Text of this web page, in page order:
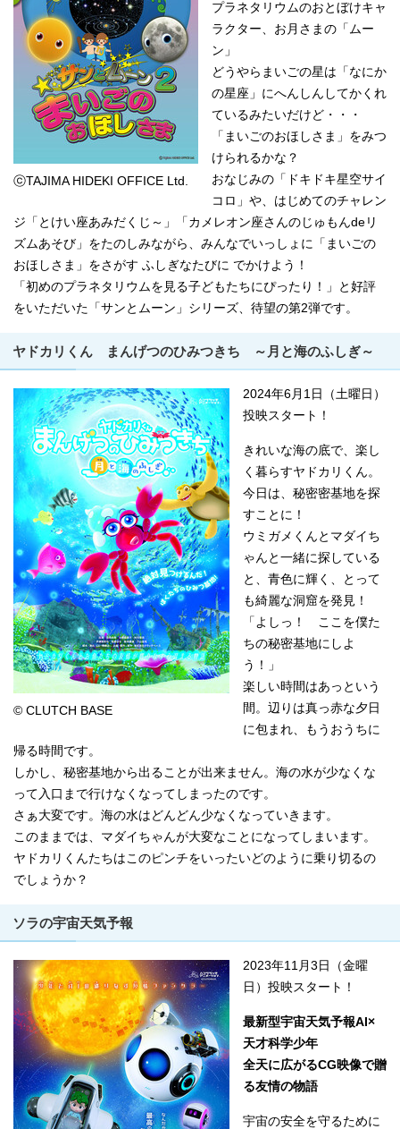
ⓒTAJIMA HIDEKI OFFICE Ltd.
プラネタリウムのおとぼけキャ
ラクター、お月さまの「ムー
ン」
どうやらまいごの星は「なにか
の星座」にへんしんしてかくれ
ているみたいだけど・・・
「まいごのおほしさま」をみつ
けられるかな？
おなじみの「ドキドキ星空サイ
コロ」や、はじめてのチャレン
ジ「とけい座あみだくじ～」「カメレオン座さんのじゅもんdeリ
ズムあそび」をたのしみながら、みんなでいっしょに「まいごの
おほしさま」をさがす ふしぎなたびに でかけよう！
「初めのプラネタリウムを見る子どもたちにぴったり！」と好評
をいただいた「サンとムーン」シリーズ、待望の第2弾です。
ヤドカリくん まんげつのひみつきち ～月と海のふしぎ～
© CLUTCH BASE
2024年6月1日（土曜日）
投映スタート！
きれいな海の底で、楽し
く暮らすヤドカリくん。
今日は、秘密密基地を探
すことに！
ウミガメくんとマダイち
ゃんと一緒に探している
と、青色に輝く、とって
も綺麗な洞窟を発見！
「よしっ！ ここを僕た
ちの秘密基地にしよ
う！」
楽しい時間はあっという
間。辺りは真っ赤な夕日
に包まれ、もうおうちに
帰る時間です。
しかし、秘密基地から出ることが出来ません。海の水が少なくな
って入口まで行けなくなってしまったのです。
さぁ大変です。海の水はどんどん少なくなっていきます。
このままでは、マダイちゃんが大変なことになってしまいます。
ヤドカリくんたちはこのピンチをいったいどのように乗り切るの
でしょうか？
ソラの宇宙天気予報
2023年11月3日（金曜
日）投映スタート！
最新型宇宙天気予報AI×
天才科学少年
全天に広がるCG映像で贈
る友情の物語
宇宙の安全を守るために